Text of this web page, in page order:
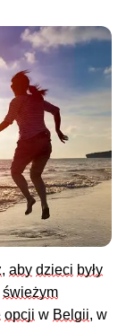
, aby dzieci były
świeżym
opcji w Belgii